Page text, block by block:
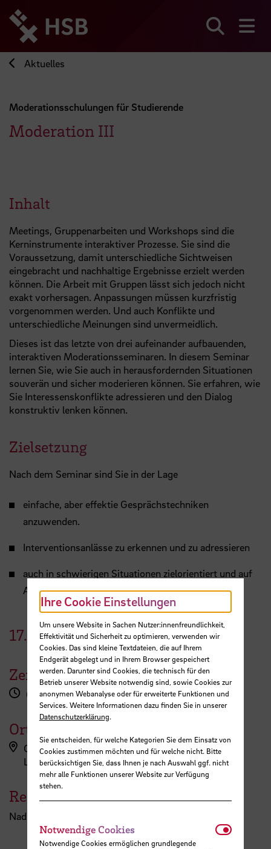
zum
Seiteninhalt
springen
Aktuelles
Moderationsschulungen für Studierende
Moderation III
Inhalt
Meetings, Gruppenarbeiten und Workshops sind die
Kerninstrumente interaktiver Prozesse. Sie sind die
Voraussetzung, damit unterschiedliche Sichtweisen
eingebracht und nachhaltige Ergebnisse erzielt werden
können. Die Arbeit mit Gruppen lässt sich jedoch nicht
exakt vorhersagen. Anpassungen müssen kurzfristig
vorgenommen werden. Und auch Konflikte und
unterschiedliche Meinungen sind unvermeidlich.
Dieses ist das letzte von drei aufeinander aufbauenden,
interaktiven Moderationsseminaren. In diesem Seminar
lernen Sie, wie Sie auch in herausfordernden Situationen
souverän und sicher moderieren können. Sie erfahren, wie
Sie Interessenskonflikte adressieren und den Dialog
konstruktiv lenken können.
Zielsetzung
Nach dem Seminar sind Sie in der Lage
einfache, aber effektie Gesprächstechniken
anzuwenden.
Interventionsanlässe zu erkennen und zu adressieren
auch in schwierigen Situationen zielorientiert und auf
Augenhöhe zu moderieren
17. Dezember2024
Zeit
09:00 - 15:00 Uhr
Ort
Campus Neustadt, Langemarckstraße (L-Gebäude)
L-Gebäude - L 2
Referent:in
Nadine Bergmann
Ihre Cookie Einstellungen
Um unsere Website in Sachen Nutzer:innenfreundlichkeit,
Effektivität und Sicherheit zu optimieren, verwenden wir
Cookies. Das sind kleine Textdateien, die auf Ihrem
Endgerät abgelegt und in Ihrem Browser gespeichert
werden. Darunter sind Cookies, die technisch für den
Betrieb unserer Website notwendig sind, sowie Cookies zur
anonymen Webanalyse oder für erweiterte Funktionen und
Services. Weitere Informationen dazu finden Sie in unserer
Datenschutzerklärung.
Sie entscheiden, für welche Kategorien Sie dem Einsatz von
Cookies zustimmen möchten und für welche nicht. Bitte
berücksichtigen Sie, dass Ihnen je nach Auswahl ggf. nicht
mehr alle Funktionen unserer Website zur Verfügung
stehen.
Notwendige Cookies
Notwendige Cookies ermöglichen grundlegende